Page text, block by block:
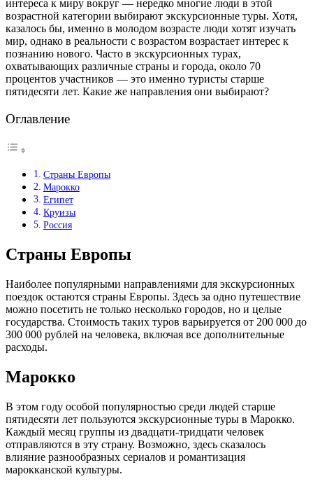
интереса к миру вокруг — нередко многие люди в этой
возрастной категории выбирают экскурсионные туры. Хотя,
казалось бы, именно в молодом возрасте люди хотят изучать
мир, однако в реальности с возрастом возрастает интерес к
познанию нового. Часто в экскурсионных турах,
охватывающих различные страны и города, около 70
процентов участников — это именно туристы старше
пятидесяти лет. Какие же направления они выбирают?
Оглавление
Страны Европы
Марокко
Египет
Круизы
Россия
Страны Европы
Наиболее популярными направлениями для экскурсионных
поездок остаются страны Европы. Здесь за одно путешествие
можно посетить не только несколько городов, но и целые
государства. Стоимость таких туров варьируется от 200 000 до
300 000 рублей на человека, включая все дополнительные
расходы.
Марокко
В этом году особой популярностью среди людей старше
пятидесяти лет пользуются экскурсионные туры в Марокко.
Каждый месяц группы из двадцати-тридцати человек
отправляются в эту страну. Возможно, здесь сказалось
влияние разнообразных сериалов и романтизация
марокканской культуры.